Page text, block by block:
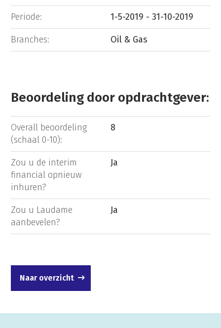
Periode: 1-5-2019 - 31-10-2019
Branches: Oil & Gas
Beoordeling door opdrachtgever:
Overall beoordeling
(schaal 0-10):
8
Zou u de interim
financial opnieuw
inhuren?
Ja
Zou u Laudame
aanbevelen?
Ja
Naar overzicht